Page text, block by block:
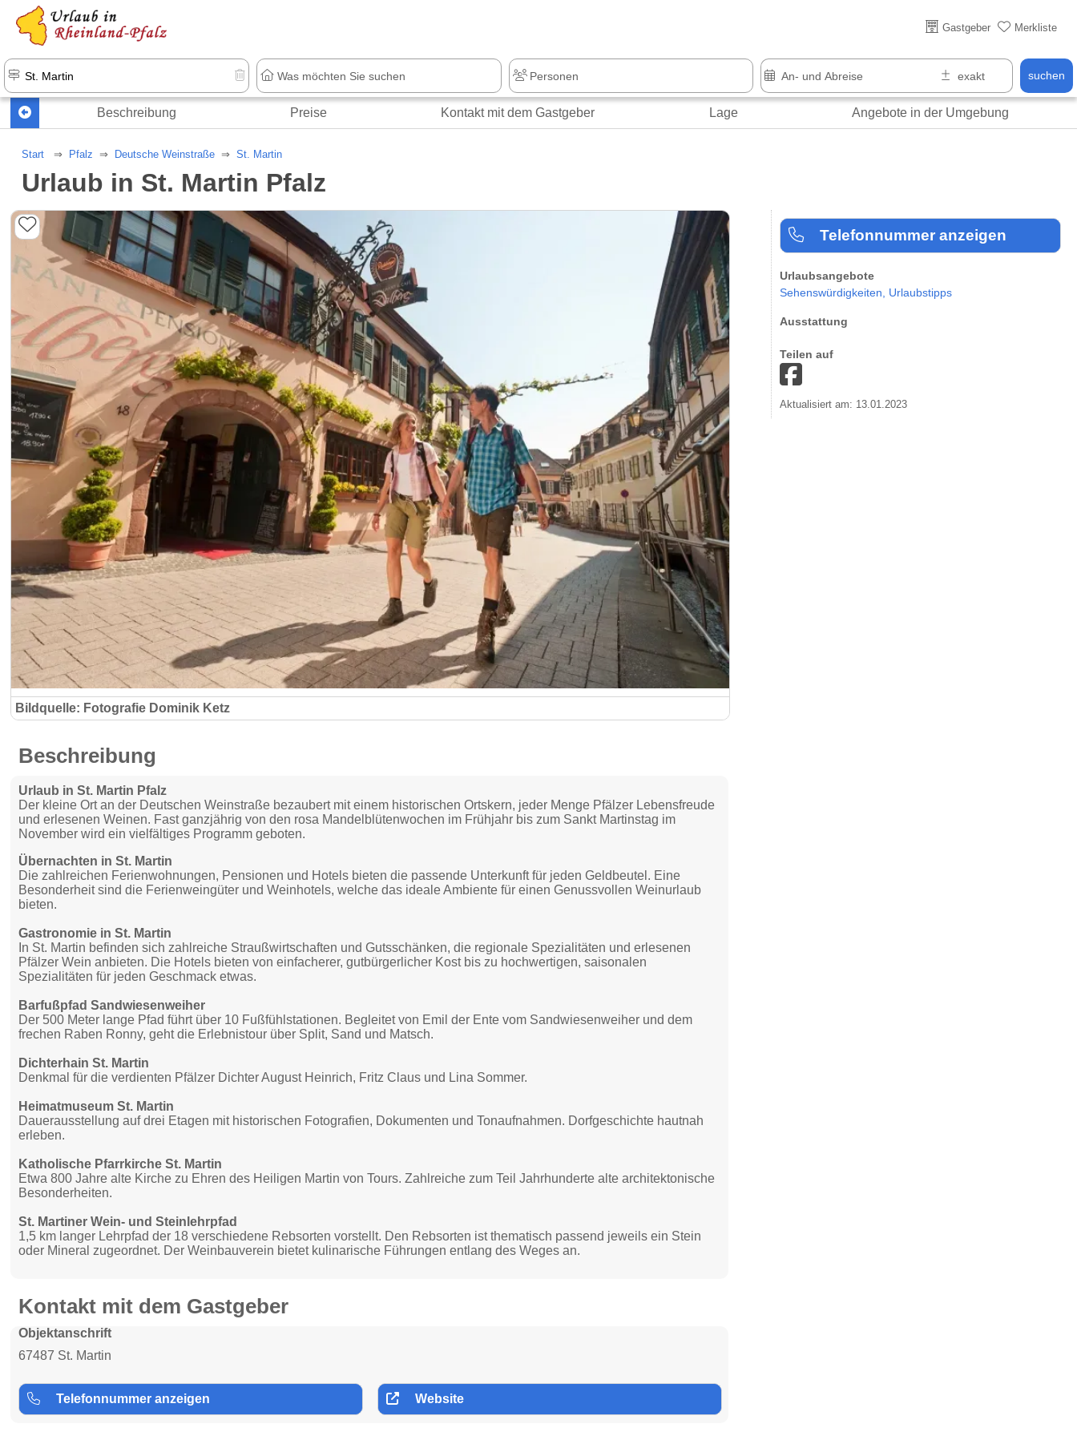
Gastgeber Merkliste
suchen
Über 25 Jahre online
Beschreibung Preise Kontakt mit dem Gastgeber Lage Angebote in der Umgebung
Start Pfalz Deutsche Weinstraße St. Martin
Urlaub in St. Martin Pfalz
Bildquelle: Fotografie Dominik Ketz
Telefonnummer anzeigen
Urlaubsangebote
Sehenswürdigkeiten, Urlaubstipps
Ausstattung
Teilen auf
Aktualisiert am: 13.01.2023
Beschreibung
Urlaub in St. Martin Pfalz
Der kleine Ort an der Deutschen Weinstraße bezaubert mit einem historischen Ortskern, jeder Menge Pfälzer Lebensfreude
und erlesenen Weinen. Fast ganzjährig von den rosa Mandelblütenwochen im Frühjahr bis zum Sankt Martinstag im
November wird ein vielfältiges Programm geboten.
Übernachten in St. Martin
Die zahlreichen Ferienwohnungen, Pensionen und Hotels bieten die passende Unterkunft für jeden Geldbeutel. Eine
Besonderheit sind die Ferienweingüter und Weinhotels, welche das ideale Ambiente für einen Genussvollen Weinurlaub
bieten.
Gastronomie in St. Martin
In St. Martin befinden sich zahlreiche Straußwirtschaften und Gutsschänken, die regionale Spezialitäten und erlesenen
Pfälzer Wein anbieten. Die Hotels bieten von einfacherer, gutbürgerlicher Kost bis zu hochwertigen, saisonalen
Spezialitäten für jeden Geschmack etwas.
Barfußpfad Sandwiesenweiher
Der 500 Meter lange Pfad führt über 10 Fußfühlstationen. Begleitet von Emil der Ente vom Sandwiesenweiher und dem
frechen Raben Ronny, geht die Erlebnistour über Split, Sand und Matsch.
Dichterhain St. Martin
Denkmal für die verdienten Pfälzer Dichter August Heinrich, Fritz Claus und Lina Sommer.
Heimatmuseum St. Martin
Dauerausstellung auf drei Etagen mit historischen Fotografien, Dokumenten und Tonaufnahmen. Dorfgeschichte hautnah
erleben.
Katholische Pfarrkirche St. Martin
Etwa 800 Jahre alte Kirche zu Ehren des Heiligen Martin von Tours. Zahlreiche zum Teil Jahrhunderte alte architektonische
Besonderheiten.
St. Martiner Wein- und Steinlehrpfad
1,5 km langer Lehrpfad der 18 verschiedene Rebsorten vorstellt. Den Rebsorten ist thematisch passend jeweils ein Stein
oder Mineral zugeordnet. Der Weinbauverein bietet kulinarische Führungen entlang des Weges an.
Kontakt mit dem Gastgeber
Objektanschrift
67487 St. Martin
Telefonnummer anzeigen Website